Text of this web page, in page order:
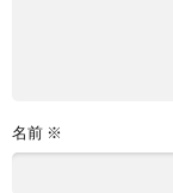
名前 ※